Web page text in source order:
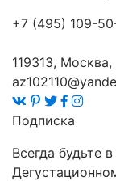
+7 (495) 109-
119313,
Подписка
Всегда будьте